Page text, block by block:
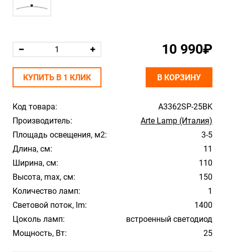
Код товара:
A3362SP-25BK
Производитель:
Arte Lamp (Италия)
Площадь освещения, м2:
3-5
Длина, см:
11
Ширина, см:
110
Высота, max, см:
150
Количество ламп:
1
Световой поток, lm:
1400
Цоколь ламп:
встроенный светодиод
Мощность, Вт:
25
10 990₽
КУПИТЬ В 1 КЛИК В КОРЗИНУ